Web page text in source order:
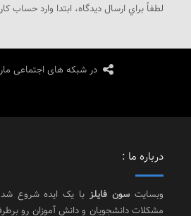
لطفاً براي ارسال دیدگاه، ابتدا وارد حساب
در شبکه های اجتماعی
درباره ما :
وبسایت سون فایلزبا یک ایده شروع
مشکلات دانشجویان و دانش آموزان رو